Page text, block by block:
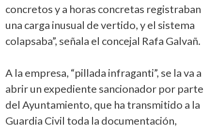
concretos y a horas concretas registraban
una carga inusual de vertido, y el sistema
colapsaba”, señala el concejal Rafa Galvañ.
A la empresa, “pillada infraganti”, se la va a
abrir un expediente sancionador por parte
del Ayuntamiento, que ha transmitido a la
Guardia Civil toda la documentación,